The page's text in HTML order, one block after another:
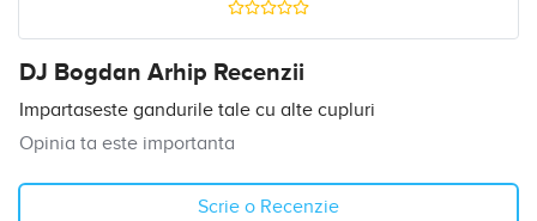
DJ Bogdan Arhip Recenzii
Impartaseste gandurile tale cu alte cupluri
Opinia ta este importanta
Scrie o Recenzie